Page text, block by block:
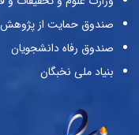
صندوق حمایت از
صندوق رفاه دانشجویان
بنیاد ملی نخبگان